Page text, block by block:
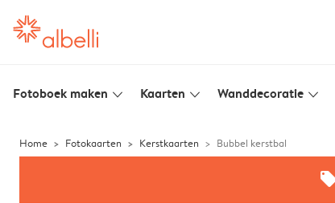
Fotoboek maken slim_arrow_down Kaarten slim_arrow_down Wanddecoratie slim_arrow_down
Home Fotokaarten Kerstkaarten Bubbel kerstbal